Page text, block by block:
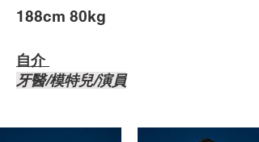
​188cm 80kg
自介 ​
牙醫/模特兒/演員